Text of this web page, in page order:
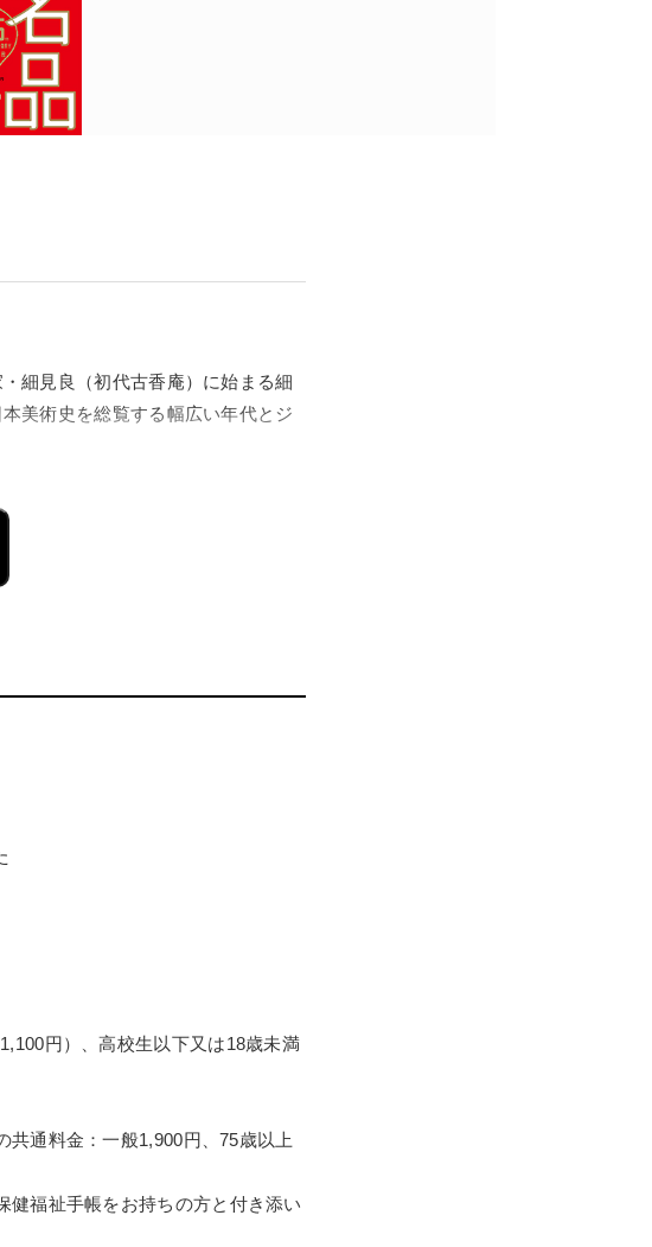
細見良（初代古香庵）に始まる細
美術史を総覧する幅広い年代とジ
代や分野を象徴する名品104件を
の湯釜、桃山から江戸にかけての
円）、高校生以下又は18歳未満
通料金：一般1,900円、75歳以上
福祉手帳をお持ちの方と付き添い